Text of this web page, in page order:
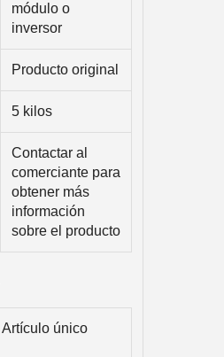
módulo o
inversor
Producto original
5 kilos
Contactar al
comerciante para
obtener más
información
sobre el producto
Artículo único